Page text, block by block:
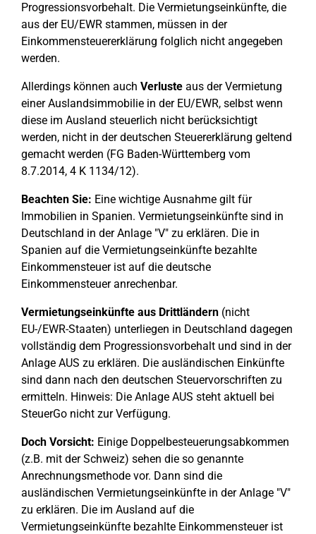
Progressionsvorbehalt. Die Vermietungseinkünfte, die
aus der EU/EWR stammen, müssen in der
Einkommensteuererklärung folglich nicht angegeben
werden.
Allerdings können auch Verluste aus der Vermietung
einer Auslandsimmobilie in der EU/EWR, selbst wenn
diese im Ausland steuerlich nicht berücksichtigt
werden, nicht in der deutschen Steuererklärung geltend
gemacht werden (FG Baden-Württemberg vom
8.7.2014, 4 K 1134/12).
Beachten Sie: Eine wichtige Ausnahme gilt für
Immobilien in Spanien. Vermietungseinkünfte sind in
Deutschland in der Anlage "V" zu erklären. Die in
Spanien auf die Vermietungseinkünfte bezahlte
Einkommensteuer ist auf die deutsche
Einkommensteuer anrechenbar.
Vermietungseinkünfte aus Drittländern (nicht
EU-/EWR-Staaten) unterliegen in Deutschland dagegen
vollständig dem Progressionsvorbehalt und sind in der
Anlage AUS zu erklären. Die ausländischen Einkünfte
sind dann nach den deutschen Steuervorschriften zu
ermitteln. Hinweis: Die Anlage AUS steht aktuell bei
SteuerGo nicht zur Verfügung.
Doch Vorsicht: Einige Doppelbesteuerungsabkommen
(z.B. mit der Schweiz) sehen die so genannte
Anrechnungsmethode vor. Dann sind die
ausländischen Vermietungseinkünfte in der Anlage "V"
zu erklären. Die im Ausland auf die
Vermietungseinkünfte bezahlte Einkommensteuer ist